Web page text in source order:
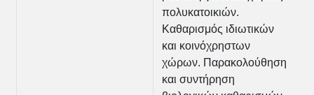
πολυκατοικιών.
Καθαρισμός ιδιωτικών
και κοινόχρηστων
χώρων. Παρακολούθηση
και συντήρηση